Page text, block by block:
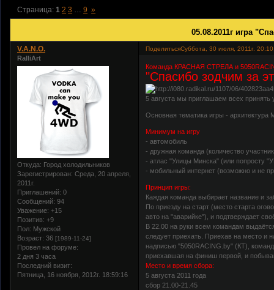
05.08.2011г игра
Страница:1 2 3 … 9 »
ПоделитьсяСуббота, 30 июля, 2011г.
V.A.N.O.
RalliArt
Откуда: Город холодильников
Зарегистрирован: Среда, 20 апреля,
2011г.
Приглашений: 0
Сообщений: 94
Уважение: +15
Позитив: +9
Пол: Мужской
Возраст: 36 [1989-11-24]
Провел на форуме:
2 дня 3 часа
Последний визит:
Пятница, 16 ноября, 2012г. 18:59:16
Команда КРАСНАЯ СТРЕЛА и
"Спасибо зодчим за
5 августа мы приглашаем всех принять
Основная тематика игры - архитектура
Минимум на игру
- автомобиль
- дружная команда (количество
- атлас "Улицы Минска" (или попросту
- мобильный интернет (возможно и не
Принцип игры:
Каждая команда выбирает название и
По приезду на старт (место старта
авто на "аварийке"), и подтверждает
В 22.00 на руки всем командам
следует приехать. Приехав на место и
надписью "5050RACING.by" (КТ),
приехавшая на финиш первой, и
Место и время сбора:
5 августа 2011 года
сбор 21.00-21.45